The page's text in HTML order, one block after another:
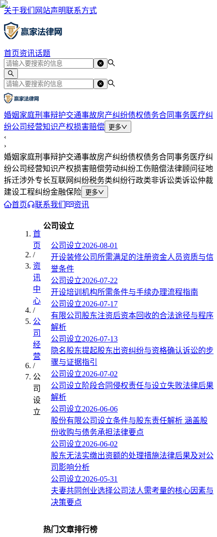
关于我们 网站声明联系方式
首页资讯话题
婚姻家庭刑事辩护交通事故房产纠纷债权债务合同事务医疗纠
纷公司经营知识产权损害赔偿 更多
‹
›
婚姻家庭刑事辩护交通事故房产纠纷债权债务合同事务医疗纠
纷公司经营知识产权损害赔偿劳动纠纷工伤赔偿法律顾问征地
拆迁涉外专长互联网纠纷税务类纠纷行政类非诉讼类诉讼仲裁
建设工程纠纷金融保险 更多
首页 联系我们 资讯
首
页
/
资
讯
中
心
/
公
司
经
营
/
公
司
设
立
公司设立
公司设立2026-08-01
开设装修公司所需满足的注册资金人员资质与信
誉条件
公司设立2026-07-22
开设培训机构所需条件与手续办理流程指南
公司设立2026-07-17
有限公司股东注资后资本回收的合法途径与程序
解析
公司设立2026-07-13
隐名股东提起股东出资纠纷与资格确认诉讼的步
骤与证据指引
公司设立2026-07-02
公司设立阶段合同侵权责任与设立失败法律后果
解析
公司设立2026-06-06
股份有限公司设立条件与股东责任解析 涵盖股
份收购与债务承担法律要点
公司设立2026-06-02
股东无法实缴出资额的处理措施法律后果及对公
司影响分析
公司设立2026-05-31
夫妻共同创业选择公司法人需考量的核心因素与
决策要点
热门文章排行榜